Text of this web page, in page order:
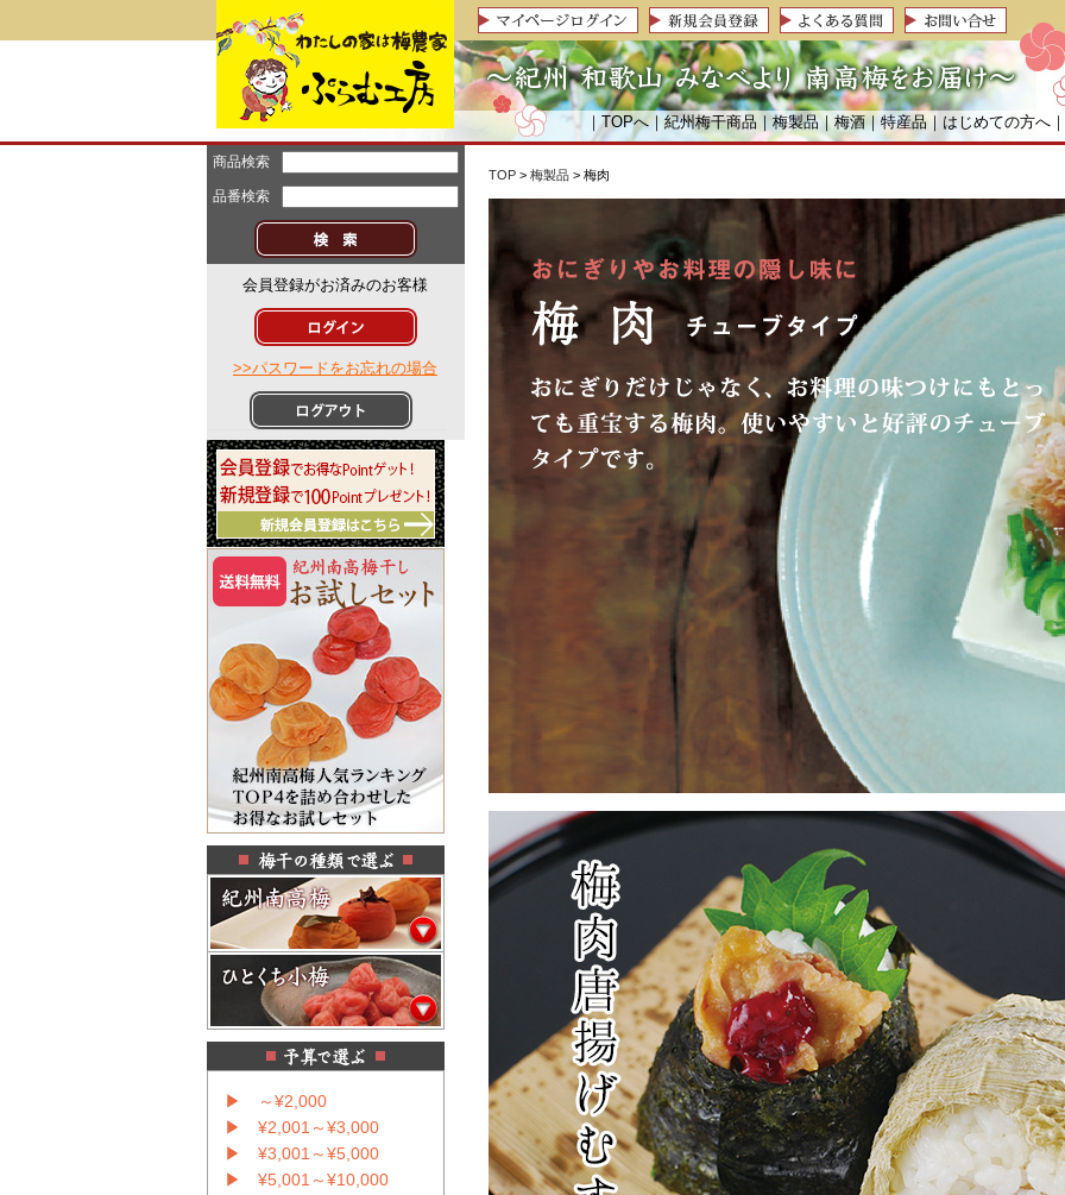
｜TOPへ｜紀州梅干商品 ｜梅製品｜ 梅酒｜ 特産品｜ はじめての方へ ｜
商品検索
品番検索
会員登録がお済みのお客様
>>パスワードをお忘れの場合
▶ ～¥2,000
▶ ¥2,001～¥3,000
▶ ¥3,001～¥5,000
▶ ¥5,001～¥10,000
TOP> 梅製品> 梅肉